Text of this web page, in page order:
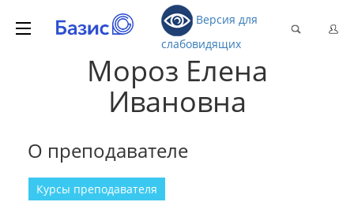
Версия для
слабовидящих
Мороз Елена
Ивановна
О преподавателе
Курсы преподавателя